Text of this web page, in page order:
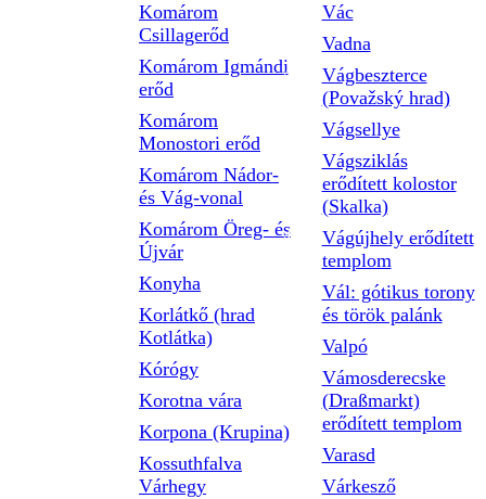
Komárom
Csillagerőd
Komárom Igmándi
erőd
Komárom
Monostori erőd
Komárom Nádor-
és Vág-vonal
Komárom Öreg- és
Újvár
Konyha
Korlátkő (hrad
Kotlátka)
Kórógy
Korotna vára
Korpona (Krupina)
Kossuthfalva
Várhegy
Vác
Vadna
Vágbeszterce
(Považský hrad)
Vágsellye
Vágsziklás
erődített kolostor
(Skalka)
Vágújhely erődített
templom
Vál: gótikus torony
és török palánk
Valpó
Vámosderecske
(Draßmarkt)
erődített templom
Varasd
Várkesző